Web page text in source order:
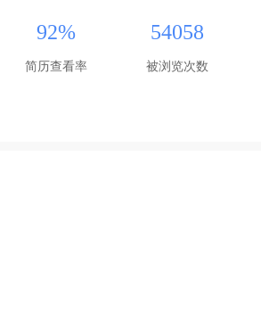
92%
简历查看率
54058
被浏览次数